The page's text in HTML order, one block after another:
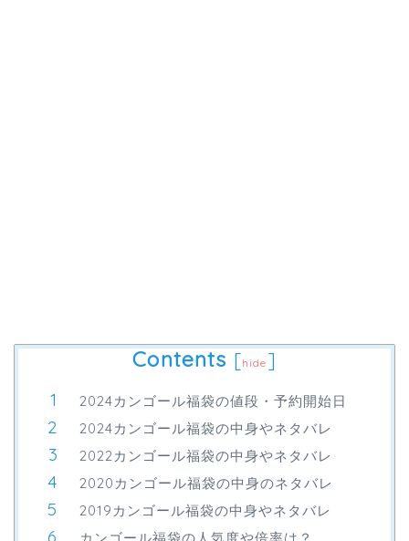
Contents [hide ]
2024カンゴール福袋の値段・予約開始日
2024カンゴール福袋の中身やネタバレ
2022カンゴール福袋の中身やネタバレ
2020カンゴール福袋の中身のネタバレ
2019カンゴール福袋の中身やネタバレ